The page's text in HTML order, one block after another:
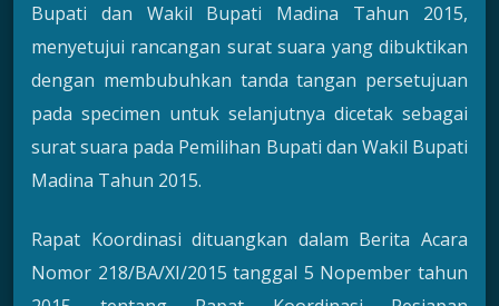
Bupati dan Wakil Bupati Madina Tahun 2015,
menyetujui rancangan surat suara yang dibuktikan
dengan membubuhkan tanda tangan persetujuan
pada specimen untuk selanjutnya dicetak sebagai
surat suara pada Pemilihan Bupati dan Wakil Bupati
Madina Tahun 2015.
Rapat Koordinasi dituangkan dalam Berita Acara
Nomor 218/BA/XI/2015 tanggal 5 Nopember tahun